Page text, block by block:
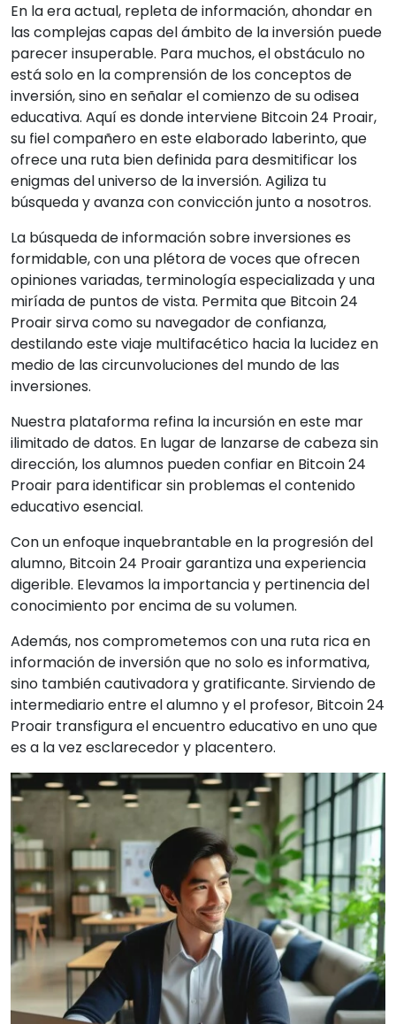
En la era actual, repleta de información, ahondar en
las complejas capas del ámbito de la inversión puede
parecer insuperable. Para muchos, el obstáculo no
está solo en la comprensión de los conceptos de
inversión, sino en señalar el comienzo de su odisea
educativa. Aquí es donde interviene Bitcoin 24 Proair,
su fiel compañero en este elaborado laberinto, que
ofrece una ruta bien definida para desmitificar los
enigmas del universo de la inversión. Agiliza tu
búsqueda y avanza con convicción junto a nosotros.
La búsqueda de información sobre inversiones es
formidable, con una plétora de voces que ofrecen
opiniones variadas, terminología especializada y una
miríada de puntos de vista. Permita que Bitcoin 24
Proair sirva como su navegador de confianza,
destilando este viaje multifacético hacia la lucidez en
medio de las circunvoluciones del mundo de las
inversiones.
Nuestra plataforma refina la incursión en este mar
ilimitado de datos. En lugar de lanzarse de cabeza sin
dirección, los alumnos pueden confiar en Bitcoin 24
Proair para identificar sin problemas el contenido
educativo esencial.
Con un enfoque inquebrantable en la progresión del
alumno, Bitcoin 24 Proair garantiza una experiencia
digerible. Elevamos la importancia y pertinencia del
conocimiento por encima de su volumen.
Además, nos comprometemos con una ruta rica en
información de inversión que no solo es informativa,
sino también cautivadora y gratificante. Sirviendo de
intermediario entre el alumno y el profesor, Bitcoin 24
Proair transfigura el encuentro educativo en uno que
es a la vez esclarecedor y placentero.